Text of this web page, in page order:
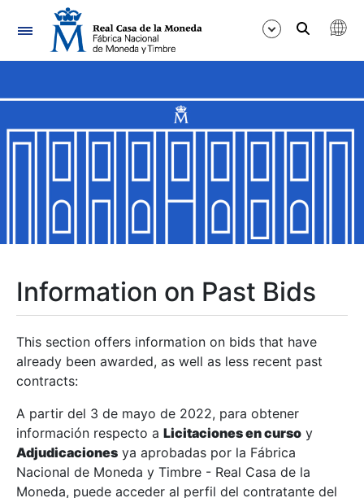
Navigation
Show/Hide
Show/Hide
Show/Hide
Show/Hide
Show/Hide
Information on Past Bids
This section offers information on bids that have
already been awarded, as well as less recent past
contracts:
A partir del 3 de mayo de 2022, para obtener
información respecto a Licitaciones en curso y
Adjudicaciones ya aprobadas por la Fábrica
Nacional de Moneda y Timbre - Real Casa de la
Moneda, puede acceder al perfil del contratante del